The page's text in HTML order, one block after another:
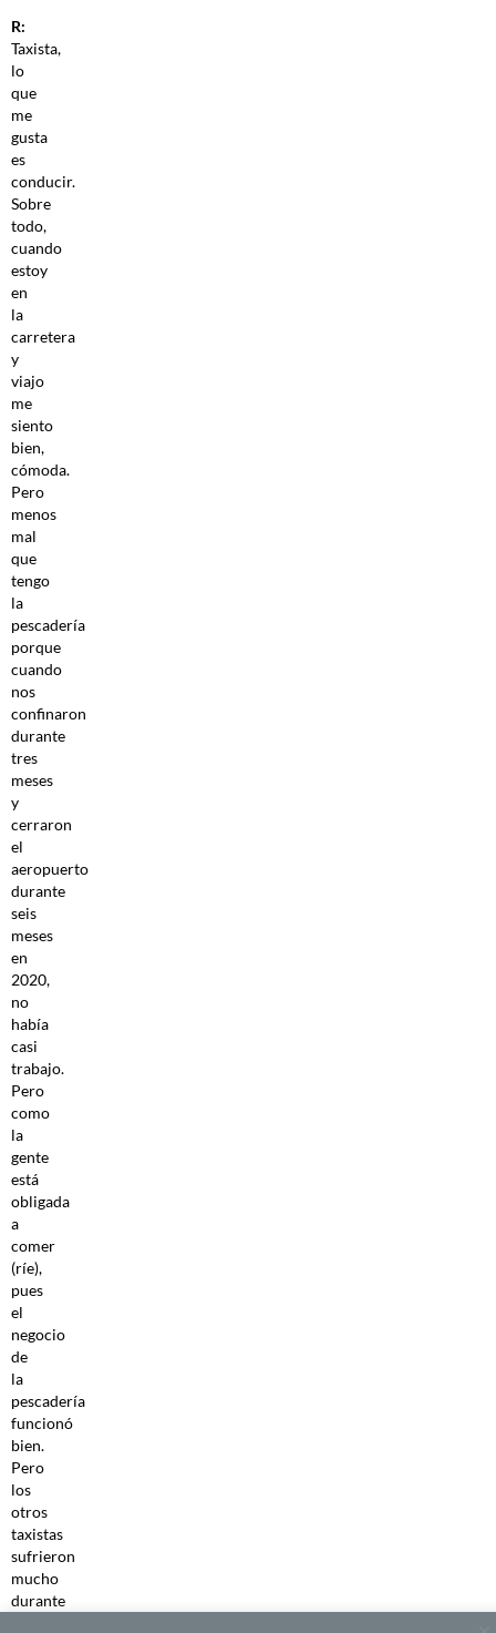
R:
Taxista,
lo
que
me
gusta
es
conducir.
Sobre
todo,
cuando
estoy
en
la
carretera
y
viajo
me
siento
bien,
cómoda.
Pero
menos
mal
que
tengo
la
pescadería
porque
cuando
nos
confinaron
durante
tres
meses
y
cerraron
el
aeropuerto
durante
seis
meses
en
2020,
no
había
casi
trabajo.
Pero
como
la
gente
está
obligada
a
comer
(ríe),
pues
el
negocio
de
la
pescadería
funcionó
bien.
Pero
los
otros
taxistas
sufrieron
mucho
durante